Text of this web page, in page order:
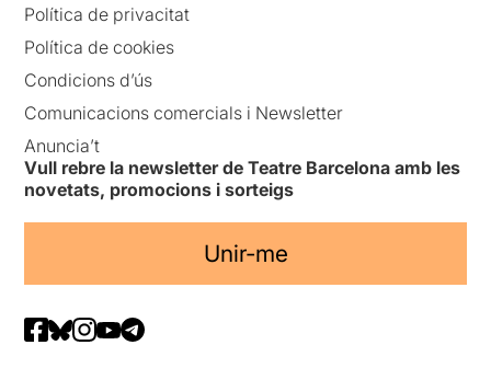
Política de privacitat
Política de cookies
Condicions d’ús
Comunicacions comercials i Newsletter
Anuncia’t
Vull rebre la newsletter de Teatre Barcelona amb les
novetats, promocions i sorteigs
Unir-me